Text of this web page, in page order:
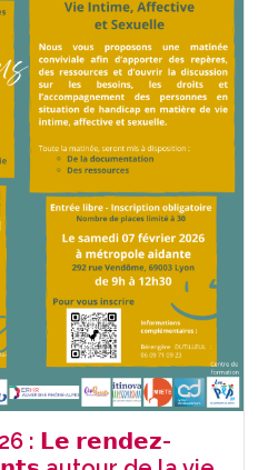
: 𝗟𝗲 𝗿𝗲𝗻𝗱𝗲𝘇-